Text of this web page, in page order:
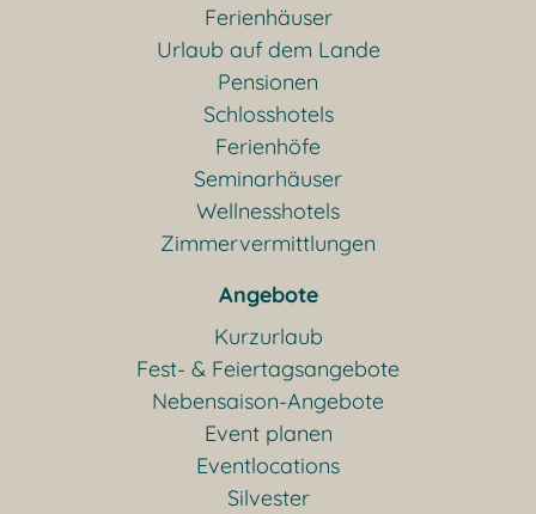
Ferienhäuser
Urlaub auf dem Lande
Pensionen
Schlosshotels
Ferienhöfe
Seminarhäuser
Wellnesshotels
Zimmervermittlungen
Angebote
Kurzurlaub
Fest- & Feiertagsangebote
Nebensaison-Angebote
Event planen
Eventlocations
Silvester